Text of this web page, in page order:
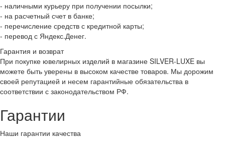
- наличными курьеру при получении посылки;
- на расчетный счет в банке;
- перечисление средств с кредитной карты;
- перевод с Яндекс.Денег.
Гарантия и возврат
При покупке ювелирных изделий в магазине SILVER-LUXE вы
можете быть уверены в высоком качестве товаров. Мы дорожим
своей репутацией и несем гарантийные обязательства в
соответствии с законодательством РФ.
Гарантии
Наши гарантии качества